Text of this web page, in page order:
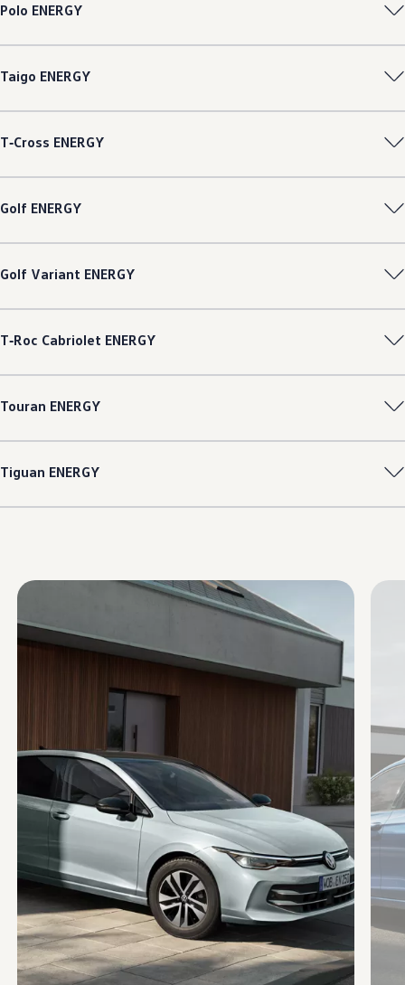
Polo ENERGY
Taigo ENERGY
T‑Cross ENERGY
Golf ENERGY
Golf Variant ENERGY
T‑Roc Cabriolet ENERGY
Touran ENERGY
Tiguan ENERGY